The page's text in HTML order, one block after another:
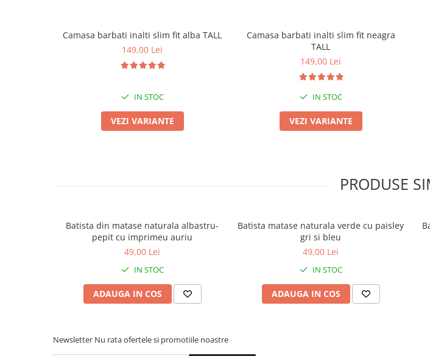
Camasa barbati inalti slim fit alba TALL
149,00 Lei
IN STOC
VEZI VARIANTE
Camasa barbati inalti slim fit neagra
TALL
149,00 Lei
IN STOC
VEZI VARIANTE
PRODUSE
Batista din matase naturala albastru-
pepit cu imprimeu auriu
49,00 Lei
IN STOC
ADAUGA IN COS
Batista matase naturala verde cu paisley
gri si bleu
49,00 Lei
IN STOC
ADAUGA IN COS
Newsletter Nu rata ofertele si promotiile noastre